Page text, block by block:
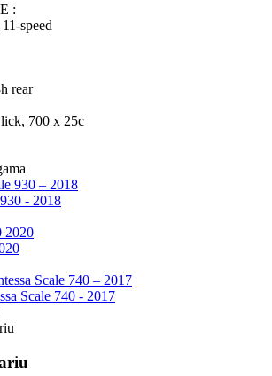
:
speed
rear
700 x 25c
- 2018
Scale 740 - 2017